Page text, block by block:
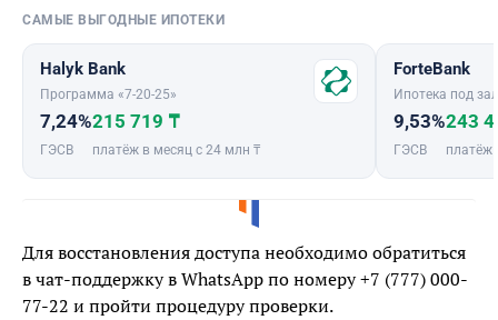
САМЫЕ ВЫГОДНЫЕ ИПОТЕКИ
Halyk Bank
Программа «7-20-25»
7,24%
ГЭСВ
215 719 ₸
платёж в месяц с 24 млн ₸
ForteBank
Ипотека под
9,53%
ГЭСВ
243
платёж
Для восстановления доступа необходимо обратиться
в чат-поддержку в WhatsApp по номеру +7 (777) 000-
77-22 и пройти процедуру проверки.